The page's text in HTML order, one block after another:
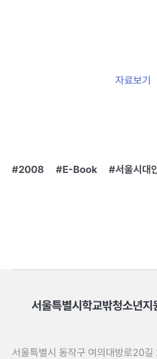
자료보기
2008 E-Book 서울시대
서울특별시학교밖청소년지
서울특별시 동작구 여의대방로20